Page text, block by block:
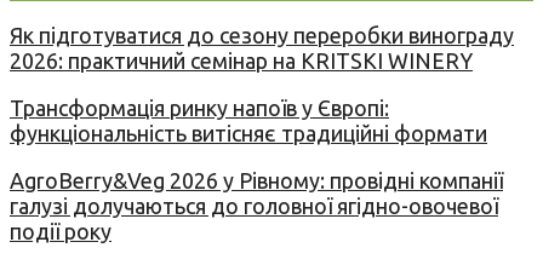
Як підготуватися до сезону переробки винограду
2026: практичний семінар на KRITSKI WINERY
Трансформація ринку напоїв у Європі:
функціональність витісняє традиційні формати
AgroBerry&Veg 2026 у Рівному: провідні компанії
галузі долучаються до головної ягідно-овочевої
події року